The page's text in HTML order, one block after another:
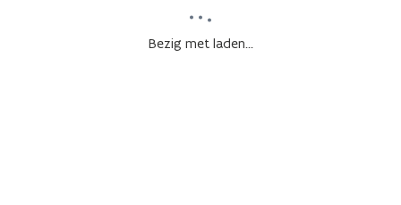
Bezig met laden...